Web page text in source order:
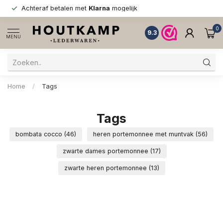
Achteraf betalen met Klarna mogelijk
MENU
9.3
0
Home / Tags
Tags
bombata cocco (46) heren portemonnee met muntvak (56)
zwarte dames portemonnee (17)
zwarte heren portemonnee (13)